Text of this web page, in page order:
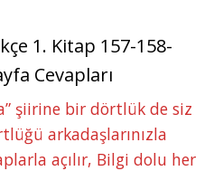
1. Kitap 157-158-
Cevapları
şiirine bir dörtlük de siz
arkadaşlarınızla
açılır, Bilgi dolu her